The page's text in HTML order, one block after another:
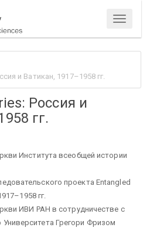
Menu
и Ватикан, 1917–1958 гг.
Россия и
гг.
Института всеобщей истории
проекта Entangled
гг.
ИВИ РАН в сотрудничестве с
Грегори Фризом